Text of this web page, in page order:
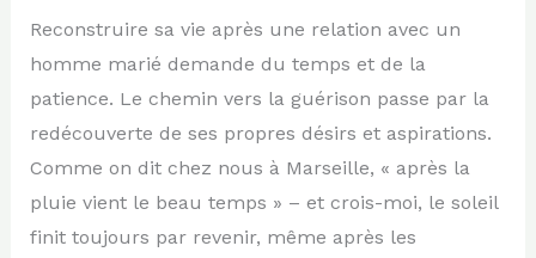
Reconstruire sa vie après une relation avec un
homme marié demande du temps et de la
patience. Le chemin vers la guérison passe par la
redécouverte de ses propres désirs et aspirations.
Comme on dit chez nous à Marseille, « après la
pluie vient le beau temps » – et crois-moi, le soleil
finit toujours par revenir, même après les